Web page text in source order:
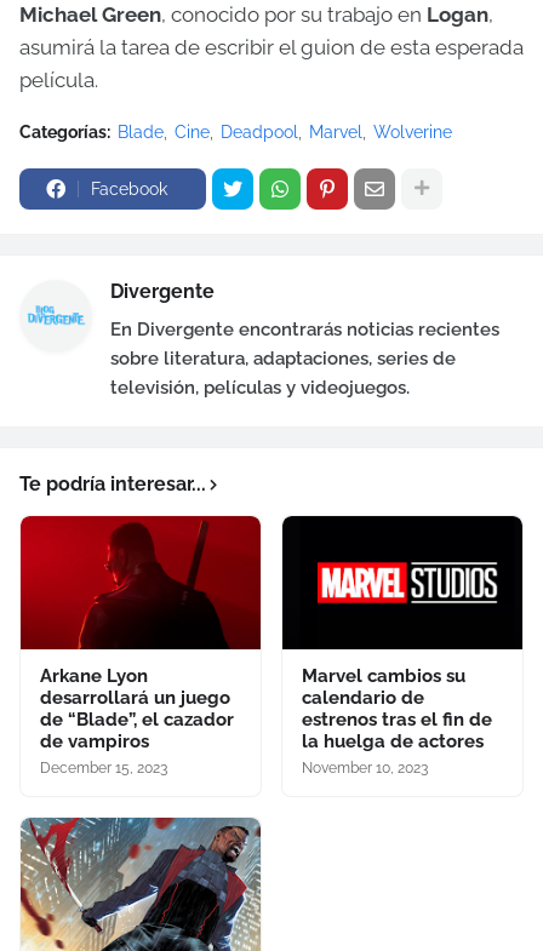
Michael Green, conocido por su trabajo en Logan,
asumirá la tarea de escribir el guion de esta esperada
película.
Categorías: Blade Cine Deadpool Marvel Wolverine
Facebook
Divergente
En Divergente encontrarás noticias recientes
sobre literatura, adaptaciones, series de
televisión, películas y videojuegos.
Te podría interesar...
Arkane Lyon
desarrollará un juego
de “Blade”, el cazador
de vampiros
December 15, 2023
Marvel cambios su
calendario de
estrenos tras el fin de
la huelga de actores
November 10, 2023